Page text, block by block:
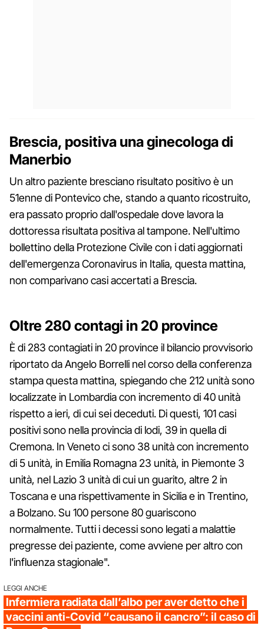
Brescia, positiva una ginecologa di
Manerbio
Un altro paziente bresciano risultato positivo è un
51enne di Pontevico che, stando a quanto ricostruito,
era passato proprio dall'ospedale dove lavora la
dottoressa risultata positiva al tampone. Nell'ultimo
bollettino della Protezione Civile con i dati aggiornati
dell'emergenza Coronavirus in Italia, questa mattina,
non comparivano casi accertati a Brescia.
Oltre 280 contagi in 20 province
È di 283 contagiati in 20 province il bilancio provvisorio
riportato da Angelo Borrelli nel corso della conferenza
stampa questa mattina, spiegando che 212 unità sono
localizzate in Lombardia con incremento di 40 unità
rispetto a ieri, di cui sei deceduti. Di questi, 101 casi
positivi sono nella provincia di lodi, 39 in quella di
Cremona. In Veneto ci sono 38 unità con incremento
di 5 unità, in Emilia Romagna 23 unità, in Piemonte 3
unità, nel Lazio 3 unità di cui un guarito, altre 2 in
Toscana e una rispettivamente in Sicilia e in Trentino,
a Bolzano. Su 100 persone 80 guariscono
normalmente. Tutti i decessi sono legati a malattie
pregresse dei paziente, come avviene per altro con
l'influenza stagionale".
LEGGI ANCHE
Infermiera radiata dall’albo per aver detto che i
vaccini anti-Covid “causano il cancro”: il caso di